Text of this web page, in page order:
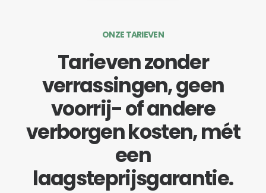
ONZE TARIEVEN
Tarieven zonder
verrassingen, geen
voorrij- of andere
verborgen kosten, mét
een
laagsteprijsgarantie.